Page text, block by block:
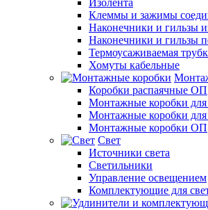
Клеммы и зажимы
Наконечники и гильзы
Наконечники и гильзы
Термоусаживаемая
Хомуты кабельные
Коробки распаячные ОП
Монтажные коробки для
Монтажные коробки для
Монтажные коробки ОП
Свет
Источники света
Светильники
Управление освещением
Комплектующие для